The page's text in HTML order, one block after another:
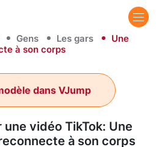
Gens Les gars
Une
à son corps
vidéo TikTok: Une
à son corps
dans VJump